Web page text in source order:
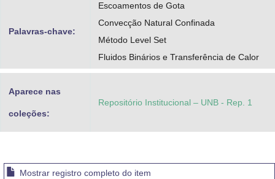
Palavras-chave:
Escoamentos de Gota
Convecção Natural Confinada
Método Level Set
Fluidos Binários e Transferência de Calor
Aparece nas
coleções:
Repositório Institucional – UNB - Rep. 1
Mostrar registro completo do item